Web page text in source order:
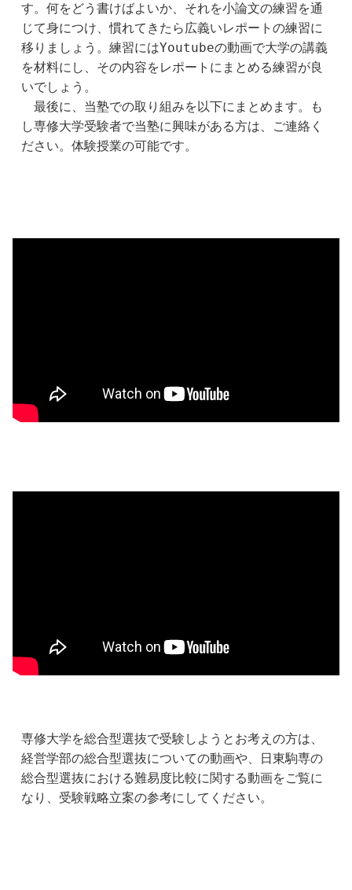
す。何をどう書けばよいか、それを小論文の練習を通
じて身につけ、慣れてきたら広義いレポートの練習に
移りましょう。練習にはYoutubeの動画で大学の講義
を材料にし、その内容をレポートにまとめる練習が良
いでしょう。
最後に、当塾での取り組みを以下にまとめます。も
し専修大学受験者で当塾に興味がある方は、ご連絡く
ださい。体験授業の可能です。
専修大学を総合型選抜で受験しようとお考えの方は、
経営学部の総合型選抜についての動画や、日東駒専の
総合型選抜における難易度比較に関する動画をご覧に
なり、受験戦略立案の参考にしてください。